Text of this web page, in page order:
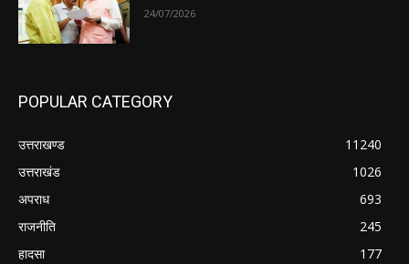
24/07/2026
POPULAR CATEGORY
उत्तराखण्ड
11240
उत्तराखंड
1026
अपराध
693
राजनीति
245
हादसा
177